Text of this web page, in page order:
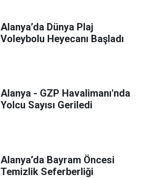
Alanya’da Dünya Plaj
Voleybolu Heyecanı Başladı
Alanya - GZP Havalimanı'nda
Yolcu Sayısı Geriledi
Alanya’da Bayram Öncesi
Temizlik Seferberliği